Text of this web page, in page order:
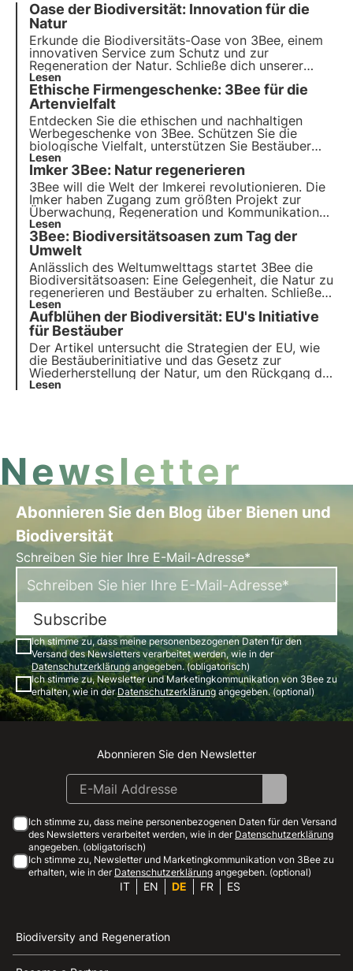
Oase der Biodiversität: Innovation für die
Natur
Erkunde die Biodiversitäts-Oase von 3Bee, einem
innovativen Service zum Schutz und zur
Regeneration der Natur. Schließe dich unserer
Mission an und entdecke, wie
Nachhaltigkeit zusammenkommen, um eine
grünere Zukunft für Unternehmen und den Planeten
zu schaffen.
Lesen
Ethische Firmengeschenke: 3Bee für die
Artenvielfalt
Entdecken Sie die ethischen und nachhaltigen
Werbegeschenke von 3Bee. Schützen Sie die
biologische Vielfalt, unterstützen Sie Bestäuber
und reduzieren Sie CO2-Emissionen. Verschenken
Sie technologische Bienenstöcke, Nektarbäume
und Polly House für einen grünen Fußabdruck und
sozial verantwortliches Branding.
Lesen
Imker 3Bee: Natur regenerieren
3Bee will die Welt der Imkerei revolutionieren. Die
Imker haben Zugang zum größten Projekt zur
Überwachung, Regeneration und Kommunikation
der biologischen Vielfalt. Unser Ziel ist es,
Landwirte für die biologische Vielfalt zu schaffen.
Lesen
3Bee: Biodiversitätsoasen zum Tag der
Umwelt
Anlässlich des Weltumwelttags startet 3Bee die
Biodiversitätsoasen: Eine Gelegenheit, die Natur zu
regenerieren und Bestäuber zu erhalten. Schließen
Sie sich uns an und entdecken Sie, wie unsere
Missioninnovative Technologie und
Umweltengagement
Lesen
Aufblühen der Biodiversität: EU's Initiative
für Bestäuber
Der Artikel untersucht die Strategien der EU, wie
die Bestäuberinitiative und das Gesetz zur
Wiederherstellung der Natur, um den Rückgang der
biologischen Vielfalt umzukehren. Außerdem wird
Lesen
Newsletter
Abonnieren Sie den Blog über Bienen und
Biodiversität
Schreiben Sie hier Ihre E-Mail-Adresse*
Subscribe
Ich stimme zu, dass meine personenbezogenen Daten für den
Versand des Newsletters verarbeitet werden, wie in der
Datenschutzerklärungangegeben. (obligatorisch)
Ich stimme zu, Newsletter und Marketingkommunikation von 3Bee zu
erhalten, wie in derDatenschutzerklärungangegeben. (optional)
Instagram
Facebook
Linkedin
Youtube
Abonnieren Sie den Newsletter
Ich stimme zu, dass meine personenbezogenen Daten für den Versand
des Newsletters verarbeitet werden, wie in der Datenschutzerklärung
angegeben. (obligatorisch)
Ich stimme zu, Newsletter und Marketingkommunikation von 3Bee zu
erhalten, wie in der Datenschutzerklärung angegeben. (optional)
IT EN DE FR ES
Biodiversity and Regeneration